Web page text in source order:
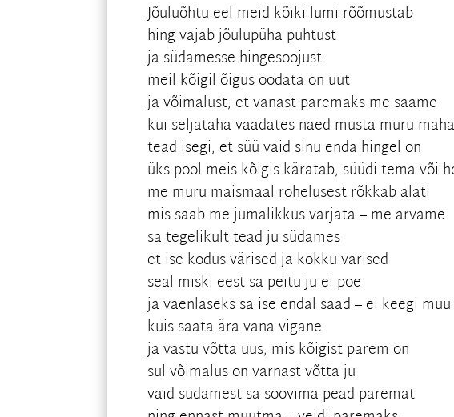
Jõuluõhtu eel meid kõiki lumi rõõmustab
hing vajab jõulupüha puhtust
ja südamesse hingesoojust
meil kõigil õigus oodata on uut
ja võimalust, et vanast paremaks me saame
kui seljataha vaadates näed musta muru
tead isegi, et süü vaid sinu enda hingel on
üks pool meis kõigis käratab, süüdi tema või
me muru maismaal rohelusest rõkkab alati
mis saab me jumalikkus varjata – me arvame
sa tegelikult tead ju südames
et ise kodus värised ja kokku varised
seal miski eest sa peitu ju ei poe
ja vaenlaseks sa ise endal saad – ei keegi muu
kuis saata ära vana vigane
ja vastu võtta uus, mis kõigist parem on
sul võimalus on varnast võtta ju
vaid südamest sa soovima pead paremat